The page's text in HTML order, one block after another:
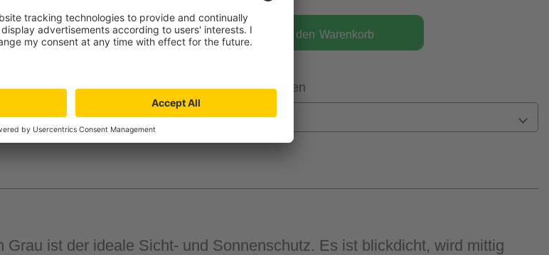
- + In den Warenkorb
Verfügbarkeit in der Filiale prüfen
Filiale auswählen
ist der ideale Sicht- und Sonnenschutz. Es ist blickdicht, wird mittig